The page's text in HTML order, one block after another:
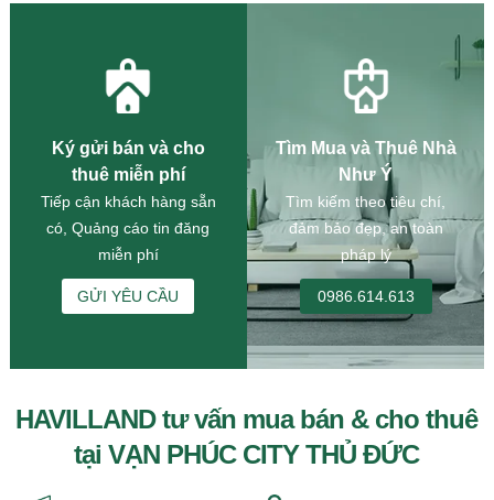
Ký gửi bán và cho
thuê miễn phí
Tiếp cận khách hàng sẵn
có, Quảng cáo tin đăng
miễn phí
GỬI YÊU CẦU
Tìm Mua và Thuê Nhà
Như Ý
Tìm kiếm theo tiêu chí,
đảm bảo đẹp, an toàn
pháp lý
0986.614.613
HAVILLAND tư vấn mua bán & cho thuê
tại VẠN PHÚC CITY THỦ ĐỨC